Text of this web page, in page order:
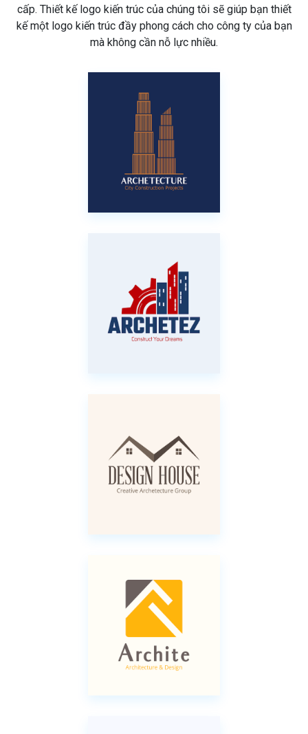
cấp. Thiết kế logo kiến trúc của chúng tôi sẽ giúp bạn thiết
kế một logo kiến trúc đầy phong cách cho công ty của bạn
mà không cần nỗ lực nhiều.